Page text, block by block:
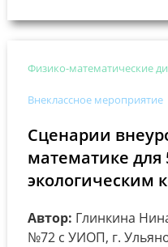
Физико-математические
Внеклассное мероприятие
Сценарии
математике для
экологическим
Автор: Глинкина
№72 с УИОП, г.